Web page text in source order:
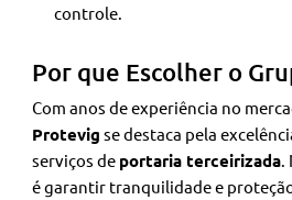
controle.
Por que Escolher o
Com anos de experiência no
Protevig se destaca pela
serviços de portaria terceirizada
é garantir tranquilidade e